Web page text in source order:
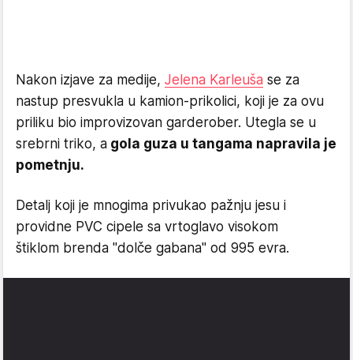
Nakon izjave za medije, Jelena Karleuša se za
nastup presvukla u kamion-prikolici, koji je za ovu
priliku bio improvizovan garderober. Utegla se u
srebrni triko, a gola guza u tangama napravila je
pometnju.
Detalj koji je mnogima privukao pažnju jesu i
providne PVC cipele sa vrtoglavo visokom
štiklom brenda "dolče gabana" od 995 evra.